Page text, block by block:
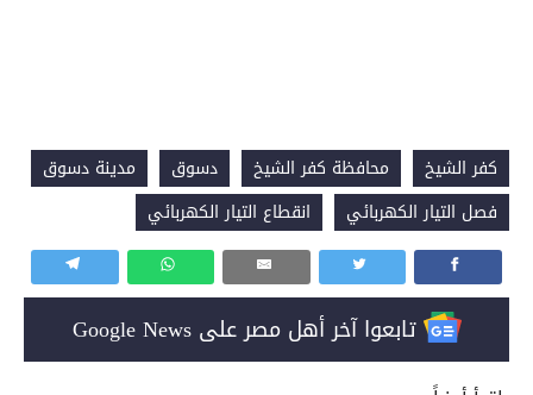
كفر الشيخ محافظة كفر الشيخ دسوق
مدينة دسوق
فصل التيار الكهربائي
انقطاع التيار الكهربائي
تابعوا آخر أهل مصر على Google News